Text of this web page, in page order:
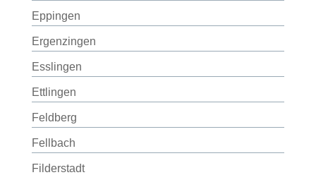
Eppingen
Ergenzingen
Esslingen
Ettlingen
Feldberg
Fellbach
Filderstadt